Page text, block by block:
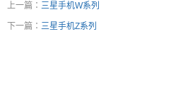
上一篇： 三星手机W系列
下一篇： 三星手机Z系列